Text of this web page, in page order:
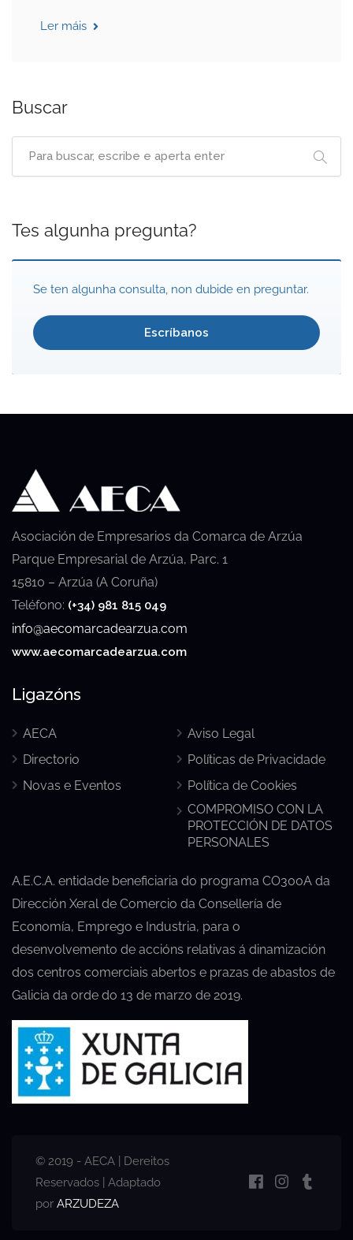
Ler máis
Buscar
Tes algunha pregunta?
Se ten algunha consulta, non dubide en preguntar.
Escríbanos
Asociación de Empresarios da Comarca de Arzúa
Parque Empresarial de Arzúa, Parc. 1
15810 – Arzúa (A Coruña)
Teléfono: (+34) 981 815 049
info@aecomarcadearzua.com
www.aecomarcadearzua.com
Ligazóns
AECA
Directorio
Novas e Eventos
Aviso Legal
Políticas de Privacidade
Política de Cookies
COMPROMISO CON LA
PROTECCIÓN DE DATOS
PERSONALES
A.E.C.A. entidade beneficiaria do programa CO300A da
Dirección Xeral de Comercio da Consellería de
Economía, Emprego e Industria, para o
desenvolvemento de accións relativas á dinamización
dos centros comerciais abertos e prazas de abastos de
Galicia da orde do 13 de marzo de 2019.
© 2019 - AECA | Dereitos
Reservados | Adaptado
por ARZUDEZA